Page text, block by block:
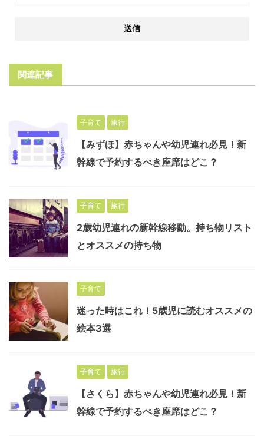
関連記事
子育て 旅行
【みずほ】赤ちゃんや幼児連れ必見！新
幹線で予約するべき座席はどこ？
子育て 旅行
2歳幼児連れの新幹線移動。持ち物リスト
とオススメの持ち物
子育て
迷った時はこれ！5歳児に読むオススメの
絵本3選
子育て 旅行
【さくら】赤ちゃんや幼児連れ必見！新
幹線で予約するべき座席はどこ？